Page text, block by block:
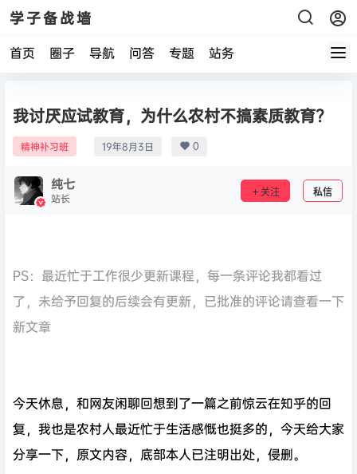
学子备战墙
首页 圈子 导航 问答 专题 站务
我讨厌应试教育，为什么农村不搞素质教育？
精神补习班 19年8月3日 0
纯七
站长 关注 私信
PS：最近忙于工作很少更新课程，每一条评论我都看过
了，未给予回复的后续会有更新，已批准的评论请查看一下
新文章
今天休息，和网友闲聊回想到了一篇之前惊云在知乎的回
复，我也是农村人最近忙于生活感慨也挺多的，今天给大家
分享一下，原文内容，底部本人已注明出处，侵删。